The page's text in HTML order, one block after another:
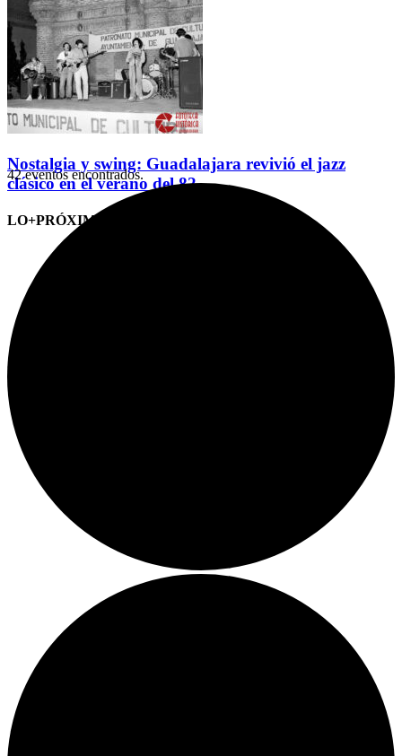
Nostalgia y swing: Guadalajara revivió el jazz
clásico en el verano del 82
LO+PRÓXIMO (CITAS)
42 eventos encontrados.